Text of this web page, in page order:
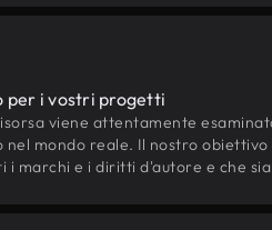
per i vostri progetti
viene attentamente
nel mondo reale. Il nostro
i marchi e i diritti d'autore e che